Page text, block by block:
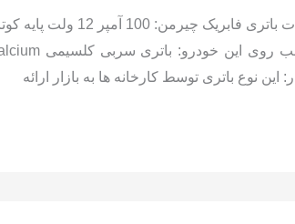
این نوع باتری توسط کارخانه ها به بازار ارائه